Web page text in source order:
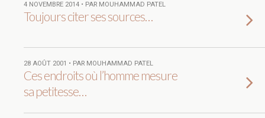
4 NOVEMBRE 2014 • PAR MOUHAMMAD PATEL
Toujours citer ses sources…
28 AOÛT 2001 • PAR MOUHAMMAD PATEL
Ces endroits où l’homme mesure
sa petitesse…